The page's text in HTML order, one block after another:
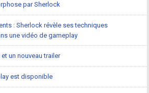
par Sherlock
: Sherlock révèle ses techniques
une vidéo de gameplay
un nouveau trailer
est disponible